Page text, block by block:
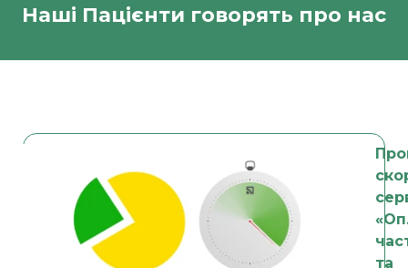
Наші Пацієнти говорять про нас
та